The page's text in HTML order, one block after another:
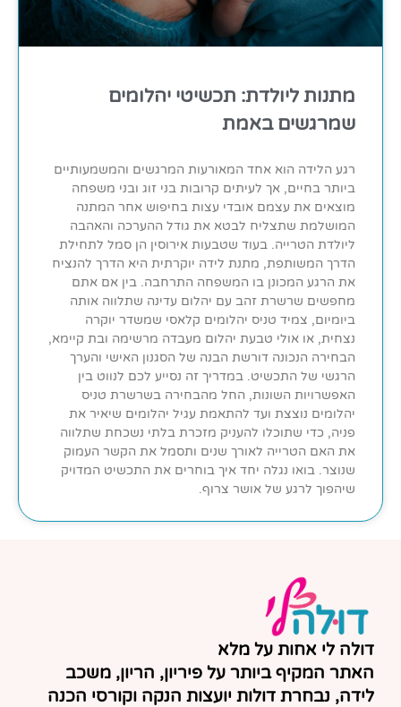
מתנות ליולדת: תכשיטי יהלומים
שמרגשים באמת
רגע הלידה הוא אחד המאורעות המרגשים והמשמעותיים
ביותר בחיים, אך לעיתים קרובות בני זוג ובני משפחה
מוצאים את עצמם אובדי עצות בחיפוש אחר המתנה
המושלמת שתצליח לבטא את גודל ההערכה והאהבה
ליולדת הטרייה. בעוד שטבעות אירוסין הן סמל לתחילת
הדרך המשותפת, מתנת לידה יוקרתית היא הדרך להנציח
את הרגע המכונן בו המשפחה התרחבה. בין אם אתם
מחפשים שרשרת זהב עם יהלום עדינה שתלווה אותה
ביומיום, צמיד טניס יהלומים קלאסי שמשדר יוקרה
נצחית, או אולי טבעת יהלום מעבדה מרשימה ובת קיימא,
הבחירה הנכונה דורשת הבנה של הסגנון האישי והערך
הרגשי של התכשיט. במדריך זה נסייע לכם לנווט בין
האפשרויות השונות, החל מהבחירה בשרשרת טניס
יהלומים נוצצת ועד להתאמת עגיל יהלומים שיאיר את
פניה, כדי שתוכלו להעניק מזכרת בלתי נשכחת שתלווה
את האם הטרייה לאורך שנים ותסמל את הקשר העמוק
שנוצר. בואו נגלה יחד איך בוחרים את התכשיט המדויק
שיהפוך לרגע של אושר צרוף.
דולה לי אחות על מלא
האתר המקיף ביותר על פיריון, הריון, משכב
לידה, נבחרת דולות יועצות הנקה וקורסי הכנה